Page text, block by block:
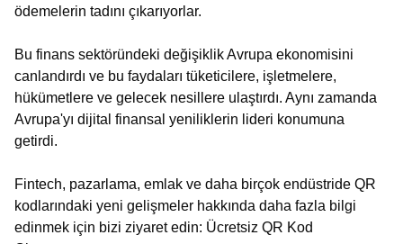
ödemelerin tadını çıkarıyorlar.
Bu finans sektöründeki değişiklik Avrupa ekonomisini
canlandırdı ve bu faydaları tüketicilere, işletmelere,
hükümetlere ve gelecek nesillere ulaştırdı. Aynı zamanda
Avrupa'yı dijital finansal yeniliklerin lideri konumuna
getirdi.
Fintech, pazarlama, emlak ve daha birçok endüstride QR
kodlarındaki yeni gelişmeler hakkında daha fazla bilgi
edinmek için bizi ziyaret edin: Ücretsiz QR Kod